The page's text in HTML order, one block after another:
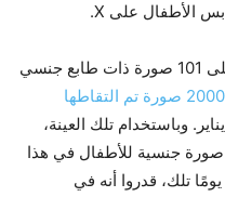
عثر مركز مكافحة الكراهية الرقمية على 101 صورة ذات طابع جنسي
عينة من 20000 صورة تم التقاطها
من 29 ديسمبر إلى 8 يناير. وباستخدام تلك العينة،
قدرت المجموعة أنه تم إنتاج 23000 صورة جنسية للأطفال في هذا
الإطار الزمني. وعلى مدار فترة الـ 11 يومًا تلك، قدروا أنه في